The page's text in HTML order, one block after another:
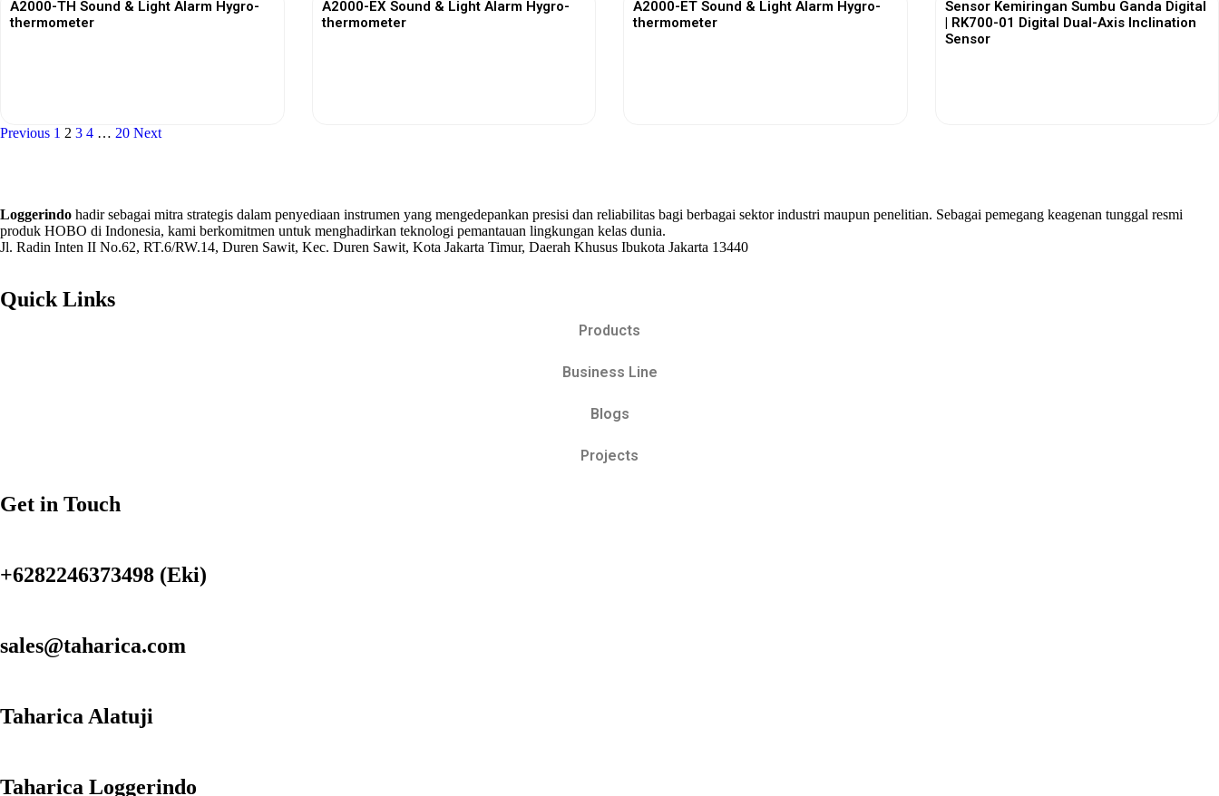
A2000-TH Sound & Light Alarm Hygro-
thermometer
A2000-EX Sound & Light Alarm Hygro-
thermometer
A2000-ET Sound & Light Alarm Hygro-
thermometer
Sensor Kemiringan Sumbu Ganda Digital
| RK700-01 Digital Dual-Axis Inclination
Sensor
Previous 1 2 3 4 … 20 Next
Loggerindo hadir sebagai mitra strategis dalam penyediaan instrumen yang mengedepankan presisi dan reliabilitas bagi berbagai sektor industri maupun penelitian. Sebagai pemegang keagenan tunggal resmi
produk HOBO di Indonesia, kami berkomitmen untuk menghadirkan teknologi pemantauan lingkungan kelas dunia.
Jl. Radin Inten II No.62, RT.6/RW.14, Duren Sawit, Kec. Duren Sawit, Kota Jakarta Timur, Daerah Khusus Ibukota Jakarta 13440
Quick Links
Products
Business Line
Blogs
Projects
Get in Touch
+6282246373498 (Eki)
sales@taharica.com
Taharica Alatuji
Taharica Loggerindo